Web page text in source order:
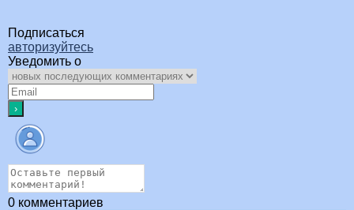
Подписаться
авторизуйтесь
Уведомить о
0 комментариев